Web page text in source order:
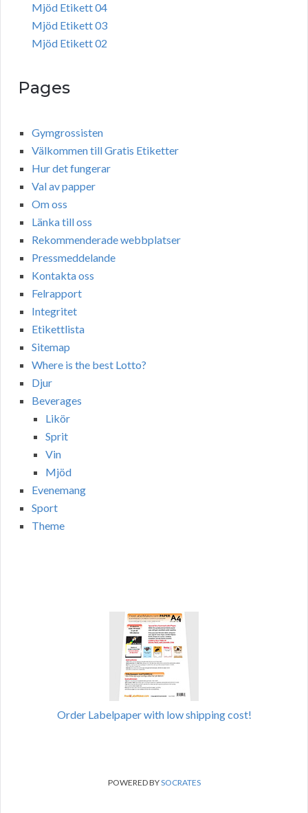
Mjöd Etikett 04
Mjöd Etikett 03
Mjöd Etikett 02
Pages
Gymgrossisten
Välkommen till Gratis Etiketter
Hur det fungerar
Val av papper
Om oss
Länka till oss
Rekommenderade webbplatser
Pressmeddelande
Kontakta oss
Felrapport
Integritet
Etikettlista
Sitemap
Where is the best Lotto?
Djur
Beverages
Likör
Sprit
Vin
Mjöd
Evenemang
Sport
Theme
Order Labelpaper with low shipping cost!
POWERED BYSOCRATES